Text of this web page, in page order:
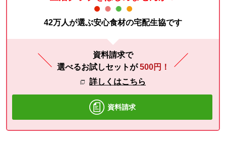
42万人が選ぶ安心食材の宅配生協です
資料請求で
選べるお試しセットが500円！
詳しくはこちら
資料請求